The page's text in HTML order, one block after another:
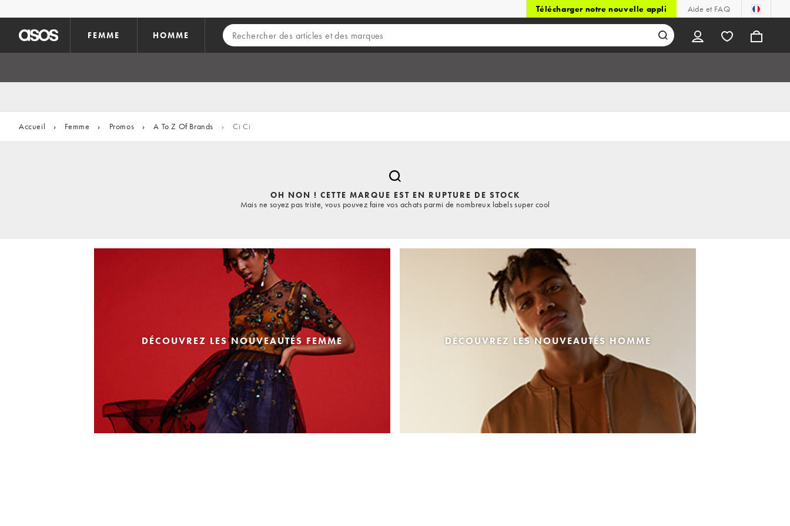
Télécharger notre nouvelle appli Aide et FAQ
FEMME HOMME
Accueil › Femme › Promos › A To Z Of Brands › Ci Ci
OH NON ! CETTE MARQUE EST EN RUPTURE DE STOCK
Mais ne soyez pas triste, vous pouvez faire vos achats parmi de nombreux labels super cool
DÉCOUVREZ LES NOUVEAUTÉS FEMME DÉCOUVREZ LES NOUVEAUTÉS HOMME